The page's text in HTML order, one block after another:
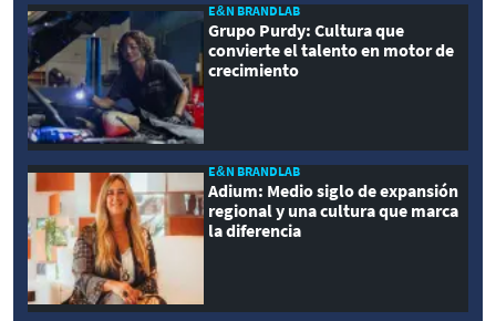
E&N BRANDLAB
Grupo Purdy: Cultura que
convierte el talento en motor de
crecimiento
E&N BRANDLAB
Adium: Medio siglo de expansión
regional y una cultura que marca
la diferencia